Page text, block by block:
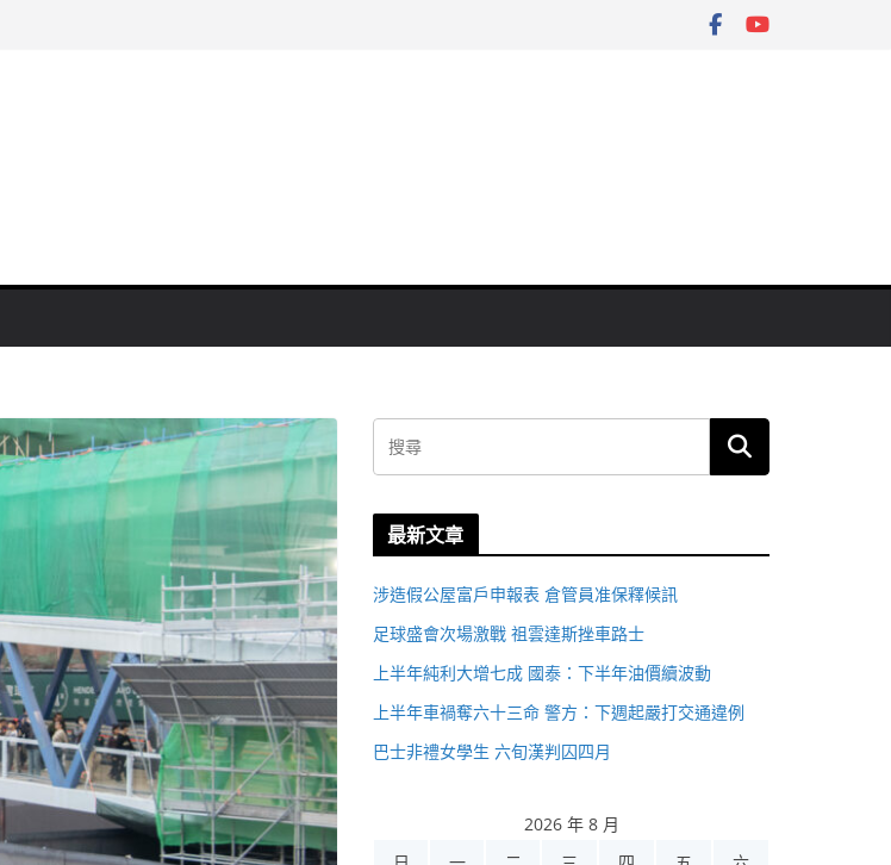
最新文章
涉造假公屋富戶申報表 倉管員准保釋候訊
足球盛會次場激戰 祖雲達斯挫車路士
上半年純利大增七成 國泰：下半年油價續波動
上半年車禍奪六十三命 警方：下週起嚴打交通違例
巴士非禮女學生 六旬漢判囚四月
2026 年 8 月